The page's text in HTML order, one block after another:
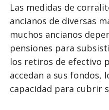
Las medidas de
ancianos de diversas
muchos ancianos
pensiones para
los retiros de efectivo
accedan a sus fondos,
capacidad para cubrir